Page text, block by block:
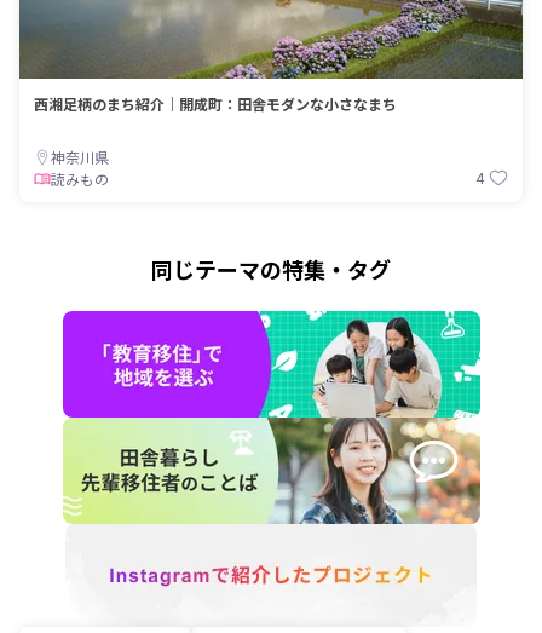
西湘足柄のまち紹介｜開成町：田舎モダンな小さなまち
神奈川県
読みもの
4
同じテーマの特集・タグ